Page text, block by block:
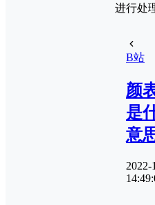
进行处
B站
颜
是
意
2022-